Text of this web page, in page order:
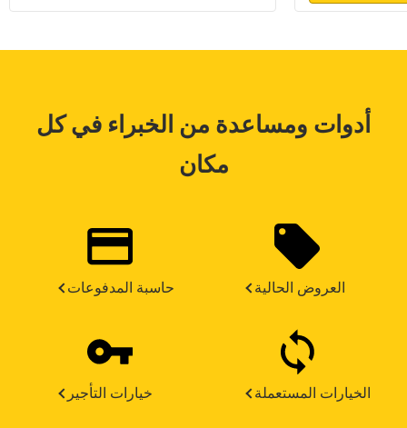
أدوات ومساعدة من الخبراء في كل
مكان
حاسبة المدفوعات العروض الحالية
خيارات التأجير الخيارات المستعملة